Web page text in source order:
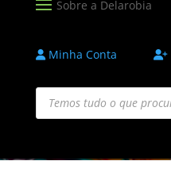
Minha Conta
Products
search